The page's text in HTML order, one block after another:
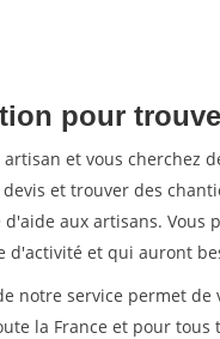
pour
artisan et vous cherchez
et trouver des
d'aide aux artisans. Vous
d'activité et qui auront
notre service permet
la France et pour